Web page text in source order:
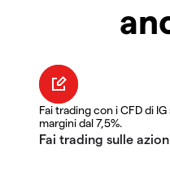
Fai trading con i CFD di
margini dal 7,5%.